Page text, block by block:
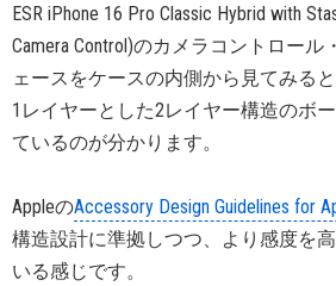
ESR iPhone 16 Pro Classic Hybrid with
Camera Control)のカメラコントロー
ェースをケースの内側から見てみる
1レイヤーとした2レイヤー構造のボ
ているのが分かります。
AppleのAccessory Design Guidelines for
構造設計に準拠しつつ、より感度を
いる感じです。